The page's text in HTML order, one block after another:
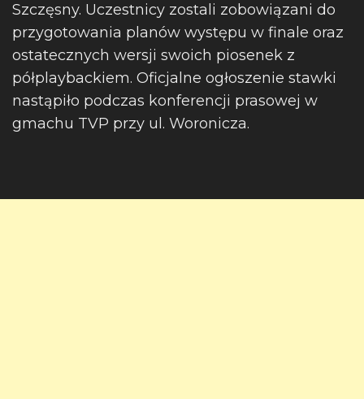
Szczęsny. Uczestnicy zostali zobowiązani do
przygotowania planów występu w finale oraz
ostatecznych wersji swoich piosenek z
półplaybackiem. Oficjalne ogłoszenie stawki
nastąpiło podczas konferencji prasowej w
gmachu TVP przy ul. Woronicza.